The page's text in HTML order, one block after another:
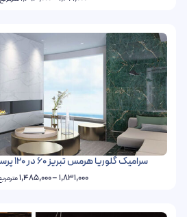
سرامیک گلوریا هرمس تبریز 60 در 120 پرسلان مات و فول پولیش
1,831,000
–
1,485,000مترمربع